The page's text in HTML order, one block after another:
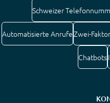
Schweizer
Automatisierte AnrufeZwei-
Chatbots